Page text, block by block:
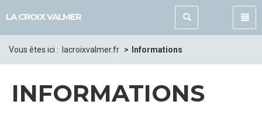
LA CROIX VALMER
Vous êtes ici : lacroixvalmer.fr Informations
INFORMATIONS